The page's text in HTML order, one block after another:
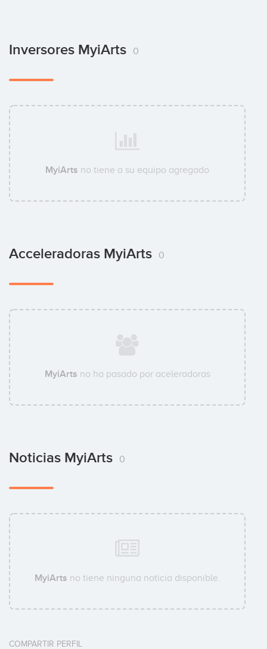
Inversores MyiArts 0
MyiArts no tiene a su equipo agregado
Acceleradoras MyiArts 0
MyiArts no ha pasado por aceleradoras
Noticias MyiArts 0
MyiArts no tiene ninguna noticia disponible.
COMPARTIR PERFIL